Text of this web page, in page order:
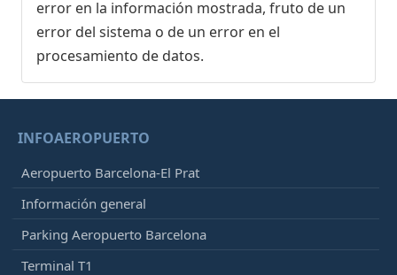
error en la información mostrada, fruto de un
error del sistema o de un error en el
procesamiento de datos.
INFOAEROPUERTO
Aeropuerto Barcelona-El Prat
Información general
Parking Aeropuerto Barcelona
Terminal T1